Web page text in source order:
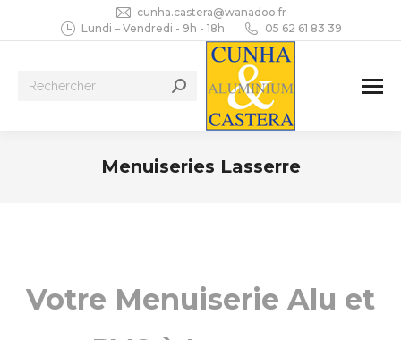
cunha.castera@wanadoo.fr
Lundi – Vendredi - 9h - 18h
05 62 61 83 39
Recherche
Menuiseries Lasserre
Votre Menuiserie Alu et